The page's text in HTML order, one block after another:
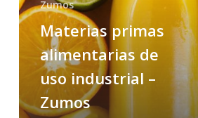
Zumos
Materias primas
alimentarias de
uso industrial –
Zumos